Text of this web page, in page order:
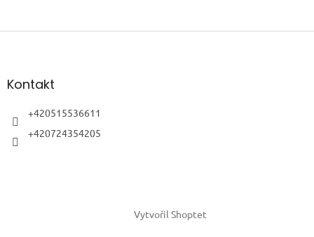
Z
aKontakt
+420515536611
+420724354205
Vytvořil Shoptet